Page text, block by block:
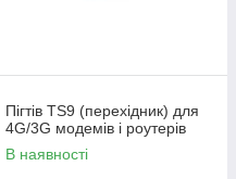
Пігтів TS9 (перехідник) для
4G/3G модемів і роутерів
В наявності